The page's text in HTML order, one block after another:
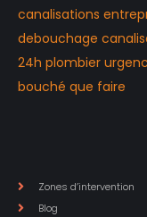
canalisations
debouchage
24h plombier
bouché que faire
Zones d’intervention
Blog